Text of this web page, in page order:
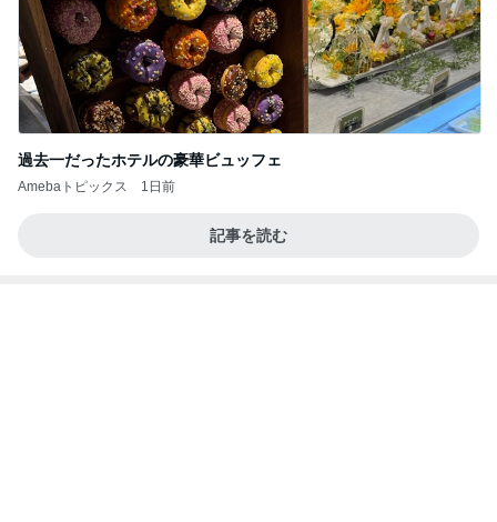
過去一だったホテルの豪華ビュッフェ
Amebaトピックス 1日前
記事を読む